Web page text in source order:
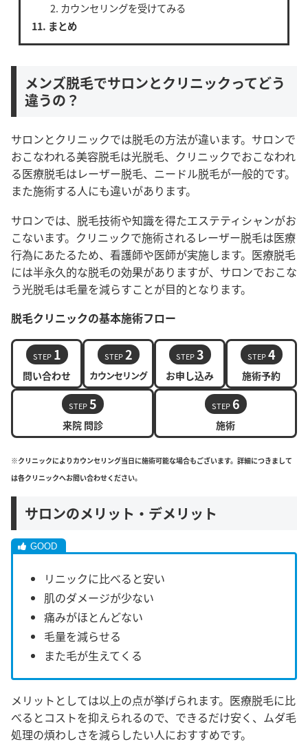
カウンセリングを受けてみる
まとめ
メンズ脱毛でサロンとクリニックってどう
違うの？
サロンとクリニックでは脱毛の方法が違います。サロンで
おこなわれる美容脱毛は光脱毛、クリニックでおこなわれ
る医療脱毛はレーザー脱毛、ニードル脱毛が一般的です。
また施術する人にも違いがあります。
サロンでは、脱毛技術や知識を得たエステティシャンがお
こないます。クリニックで施術されるレーザー脱毛は医療
行為にあたるため、看護師や医師が実施します。医療脱毛
には半永久的な脱毛の効果がありますが、サロンでおこな
う光脱毛は毛量を減らすことが目的となります。
脱毛クリニックの基本施術フロー
STEP 1
問い合わせ
STEP 2
カウンセリング
STEP 3
お申し込み
STEP 4
施術予約
STEP 5
来院 問診
STEP 6
施術
※クリニックによりカウンセリング当日に施術可能な場合もございます。詳細につきまして
は各クリニックへお問い合わせください。
サロンのメリット・デメリット
リニックに比べると安い
肌のダメージが少ない
痛みがほとんどない
毛量を減らせる
また毛が生えてくる
メリットとしては以上の点が挙げられます。医療脱毛に比
べるとコストを抑えられるので、できるだけ安く、ムダ毛
処理の煩わしさを減らしたい人におすすめです。